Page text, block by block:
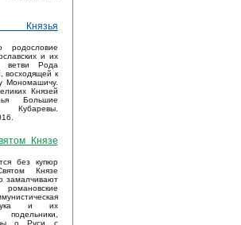
Князья
родословие
и их
ветви Рода
восходящей к
Мономашичу.
Князей
Большие
Князе
без купюр
Князе
замалчивают
и их
о Руси с